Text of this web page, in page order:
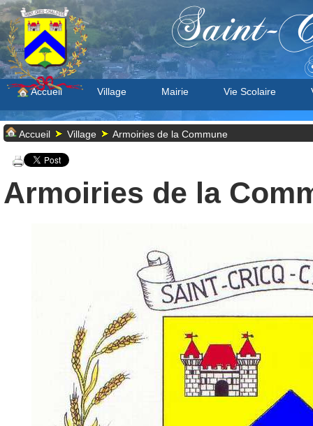
Saint-
Accueil Village Mairie Vie Scolaire
Accueil Village Armoiries de la Commune
Armoiries de la